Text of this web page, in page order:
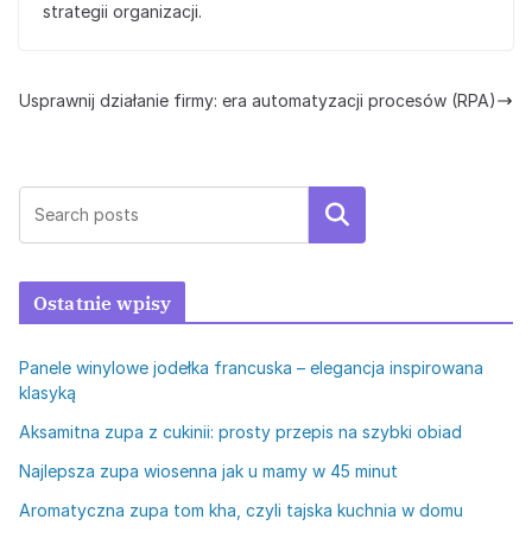
strategii organizacji.
Usprawnij działanie firmy: era automatyzacji procesów (RPA)
Szukaj
Ostatnie wpisy
Panele winylowe jodełka francuska – elegancja inspirowana
klasyką
Aksamitna zupa z cukinii: prosty przepis na szybki obiad
Najlepsza zupa wiosenna jak u mamy w 45 minut
Aromatyczna zupa tom kha, czyli tajska kuchnia w domu